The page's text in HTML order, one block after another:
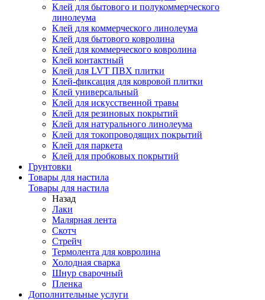
Клей для бытового и полукоммерческого
линолеума
Клей для коммерческого линолеума
Клей для бытового ковролина
Клей для коммерческого ковролина
Клей контактный
Клей для LVT ПВХ плитки
Клей-фиксация для ковровой плитки
Клей универсальный
Клей для искусственной травы
Клей для резиновых покрытий
Клей для натурального линолеума
Клей для токопроводящих покрытий
Клей для паркета
Клей для пробковых покрытий
Грунтовки
Товары для настила
Товары для настила
Назад
Лаки
Малярная лента
Скотч
Стрейч
Термолента для ковролина
Холодная сварка
Шнур сварочный
Пленка
Дополнительные услуги